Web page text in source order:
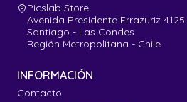
Picslab Store
Avenida Presidente Errazuriz 4125
Santiago - Las Condes
Región Metropolitana - Chile
INFORMACIÓN
Contacto